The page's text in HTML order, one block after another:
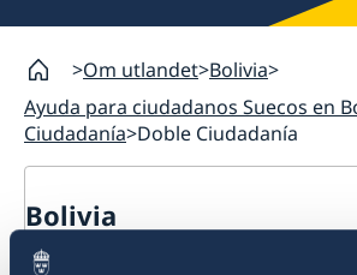
Om utlandet Bolivia
Ayuda para ciudadanos Suecos en
Ciudadanía Doble Ciudadanía
Bolivia
Ayuda para ciudadanos Suecos